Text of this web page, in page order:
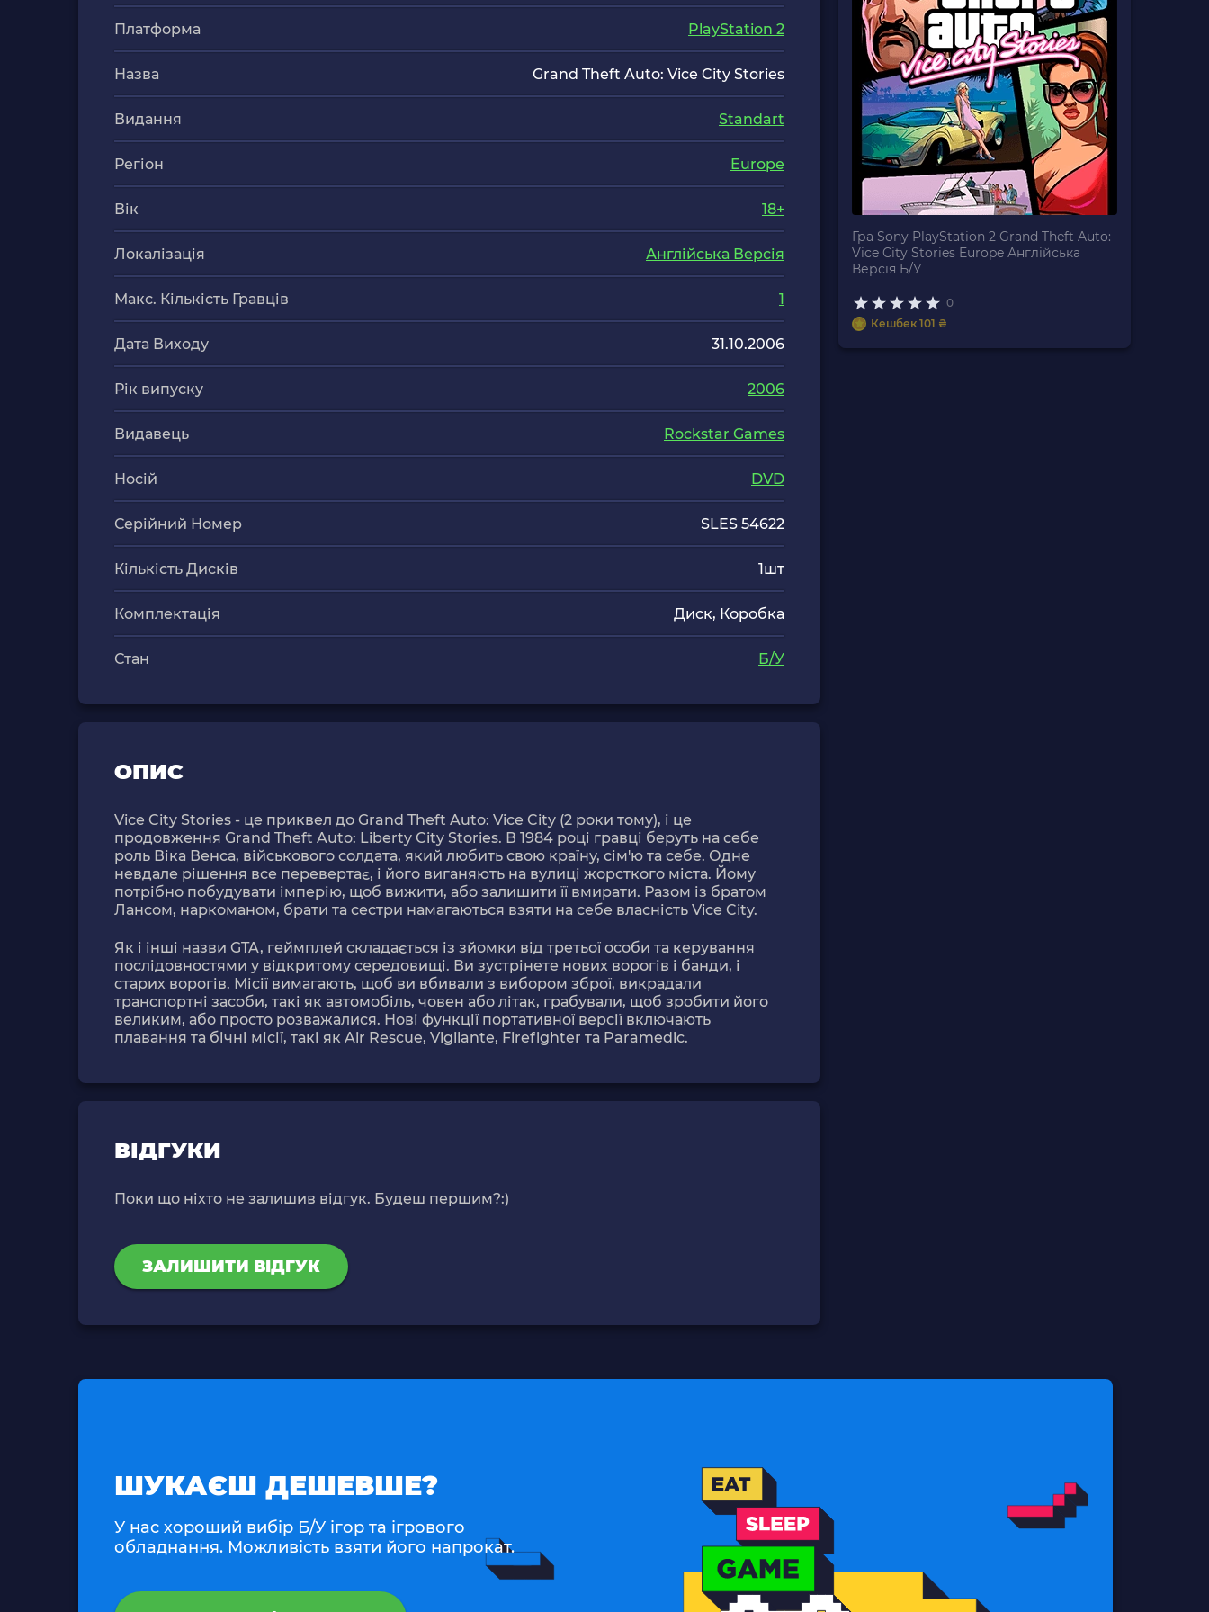
Платформа PlayStation 2
Назва Grand Theft Auto: Vice City Stories
Видання Standart
Регіон Europe
Вік 18+
Локалізація Англійська Версія
Макс. Кількість Гравців 1
Дата Виходу 31.10.2006
Рік випуску 2006
Видавець Rockstar Games
Носій DVD
Серійний Номер SLES 54622
Кількість Дисків 1шт
Комплектація Диск, Коробка
Стан Б/У
ОПИС
Vice City Stories - це приквел до Grand Theft Auto: Vice City (2 роки тому), і це
продовження Grand Theft Auto: Liberty City Stories. В 1984 році гравці беруть на себе
роль Віка Венса, військового солдата, який любить свою країну, сім'ю та себе. Одне
невдале рішення все перевертає, і його виганяють на вулиці жорсткого міста. Йому
потрібно побудувати імперію, щоб вижити, або залишити її вмирати. Разом із братом
Лансом, наркоманом, брати та сестри намагаються взяти на себе власність Vice City.
Як і інші назви GTA, геймплей складається із зйомки від третьої особи та керування
послідовностями у відкритому середовищі. Ви зустрінете нових ворогів і банди, і
старих ворогів. Місії вимагають, щоб ви вбивали з вибором зброї, викрадали
транспортні засоби, такі як автомобіль, човен або літак, грабували, щоб зробити його
великим, або просто розважалися. Нові функції портативної версії включають
плавання та бічні місії, такі як Air Rescue, Vigilante, Firefighter та Paramedic.
ВІДГУКИ
Поки що ніхто не залишив відгук. Будеш першим?:)
ЗАЛИШИТИ ВІДГУК
Гра Sony PlayStation 2 Grand Theft Auto:
Vice City Stories Europe Англійська
Версія Б/У
0
Кешбек 101 ₴
ШУКАЄШ ДЕШЕВШЕ?
У нас хороший вибір Б/У ігор та ігрового
обладнання. Можливість взяти його напрокат.